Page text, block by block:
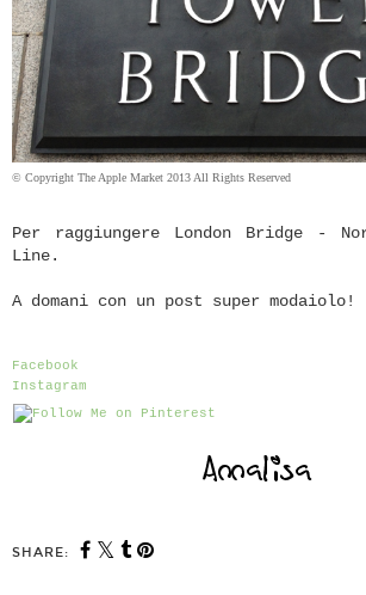
© Copyright The Apple Market 2013 All Rights Reserved
Per raggiungere London Bridge -
Line.
A domani con un post super
Facebook
Instagram
SHARE: